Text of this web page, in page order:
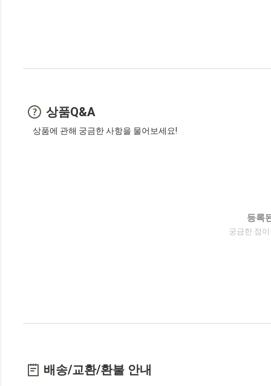
상품Q&A
상품에 관해 궁금한 사항을 물어보세요!
등록
궁금한 점
배송/교환/환불 안내